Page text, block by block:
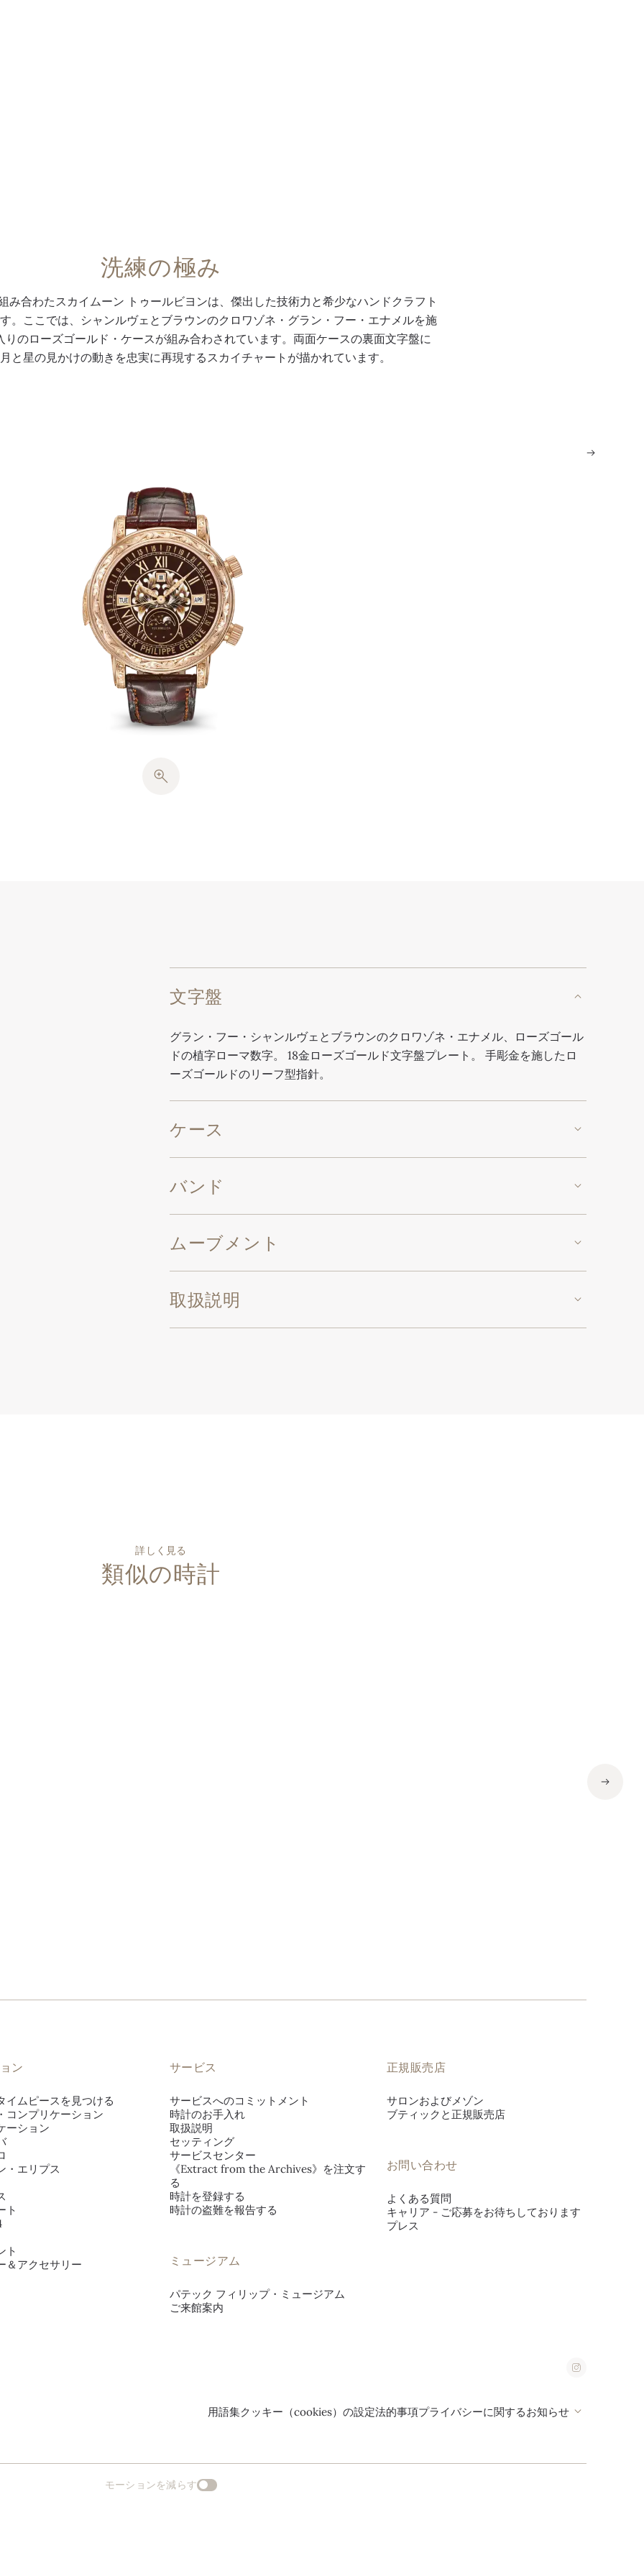
洗練の極み
み合わたスカイムーン トゥールビヨンは、傑出した技術力と希少なハンドクラフト
。ここでは、シャンルヴェとブラウンのクロワゾネ・グラン・フー・エナメルを施
りのローズゴールド・ケースが組み合わされています。両面ケースの裏面文字盤に
と星の見かけの動きを忠実に再現するスカイチャートが描かれています。
文字盤
グラン・フー・シャンルヴェとブラウンのクロワゾネ・エナメル、ローズゴール
ドの植字ローマ数字。 18金ローズゴールド文字盤プレート。 手彫金を施したロ
ーズゴールドのリーフ型指針。
ケース
バンド
ムーブメント
取扱説明
詳しく見る
類似の時計
ン
イムピースを見つける
コンプリケーション
ーション
・エリプス
ト
ト
＆アクセサリー
サービス
サービスへのコミットメント
時計のお手入れ
取扱説明
セッティング
サービスセンター
《Extract from the Archives》を注文す
る
時計を登録する
時計の盗難を報告する
ミュージアム
パテック フィリップ・ミュージアム
ご来館案内
正規販売店
サロンおよびメゾン
ブティックと正規販売店
お問い合わせ
よくある質問
キャリア - ご応募をお待ちしております
プレス
用語集クッキー（cookies）の設定法的事項プライバシーに関するお知らせ
モーションを減らす